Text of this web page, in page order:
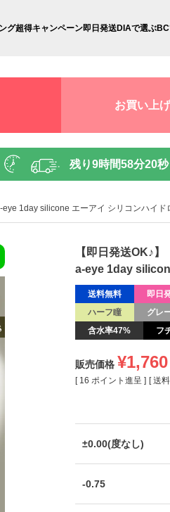
グ超得キャンペーン即日発送DIAで選ぶBC
お買い上
残り9時間58分19秒
eye 1day silicone エーアイ シリコンハイ
【即日発送OK♪】
a-eye 1day
送料無料 即日
ハーフ瞳
グレ
含水率47%
フ
販売価格 ¥1,760
[ 16 ポイント進呈 ] 送
±0.00(度なし)
-0.75